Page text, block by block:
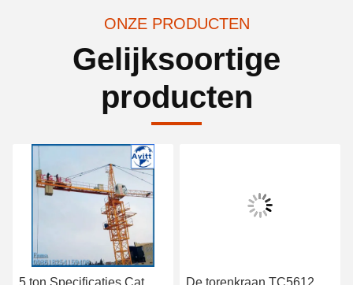
ONZE PRODUCTEN
Gelijksoortige
producten
5 ton Specificaties Cat
De torenkraan TC5612